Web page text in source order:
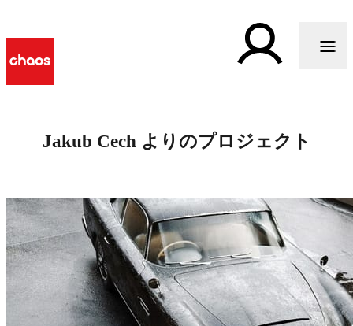
Jakub Cech よりのプロジェクト